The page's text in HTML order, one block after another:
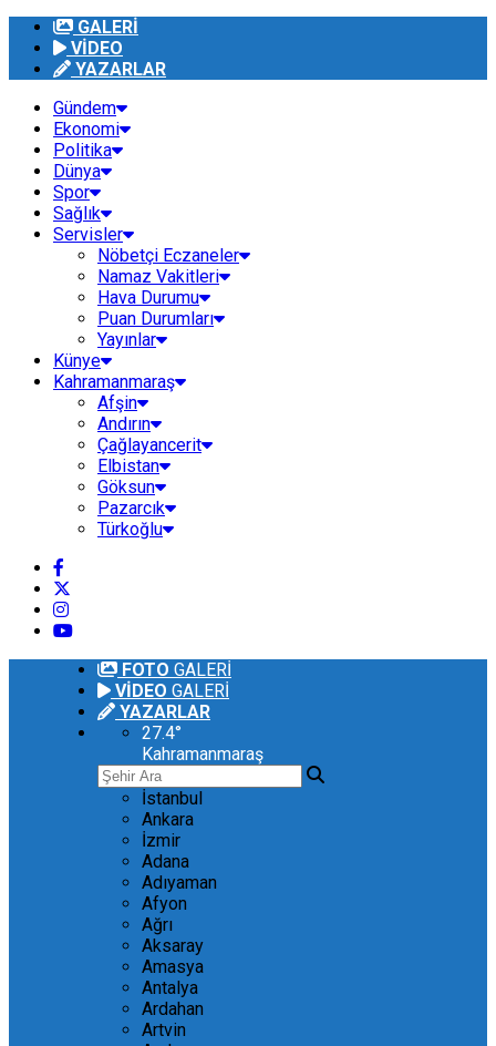
GALERİ
VİDEO
YAZARLAR
Gündem
Ekonomi
Politika
Dünya
Spor
Sağlık
Servisler
Nöbetçi Eczaneler
Namaz Vakitleri
Hava Durumu
Puan Durumları
Yayınlar
Künye
Kahramanmaraş
Afşin
Andırın
Çağlayancerit
Elbistan
Göksun
Pazarcık
Türkoğlu
FOTO GALERİ
VİDEO GALERİ
YAZARLAR
27.4°
Kahramanmaraş
İstanbul
Ankara
İzmir
Adana
Adıyaman
Afyon
Ağrı
Aksaray
Amasya
Antalya
Ardahan
Artvin